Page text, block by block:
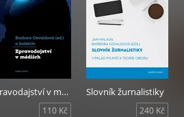
Zpravodajství v médiích
110 Kč
Slovník žurnalistiky
240 Kč